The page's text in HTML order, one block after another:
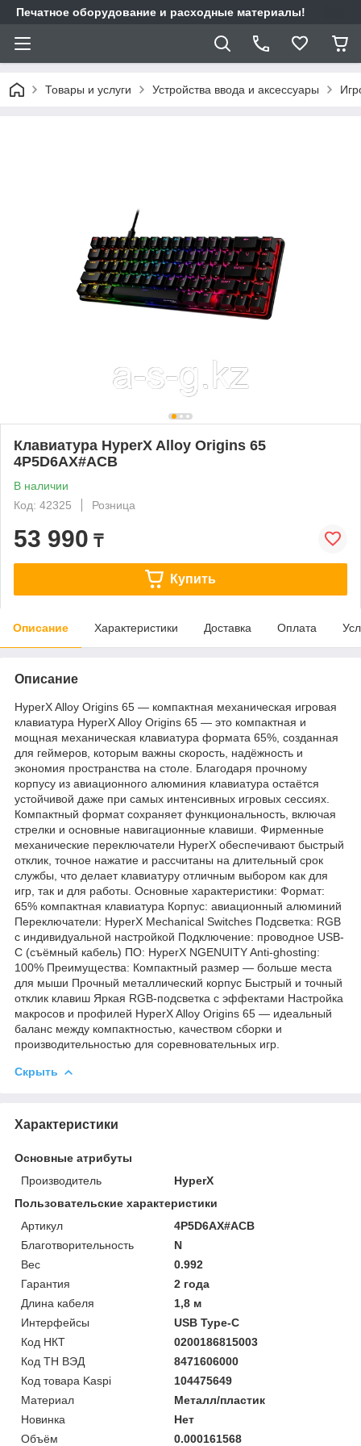
Печатное оборудование и расходные материалы!
Товары и услуги Устройства ввода и аксессуары
Клавиатура HyperX Alloy Origins 65
4P5D6AX#ACB
В наличии
Код: 42325
Розница
53 990 ₸
Купить
Описание Характеристики Доставка Оплата
Описание
HyperX Alloy Origins 65 — компактная механическая игровая
клавиатура HyperX Alloy Origins 65 — это компактная и
мощная механическая клавиатура формата 65%, созданная
для геймеров, которым важны скорость, надёжность и
экономия пространства на столе. Благодаря прочному
корпусу из авиационного алюминия клавиатура остаётся
устойчивой даже при самых интенсивных игровых сессиях.
Компактный формат сохраняет функциональность, включая
стрелки и основные навигационные клавиши. Фирменные
механические переключатели HyperX обеспечивают быстрый
отклик, точное нажатие и рассчитаны на длительный срок
службы, что делает клавиатуру отличным выбором как для
игр, так и для работы. Основные характеристики: Формат:
65% компактная клавиатура Корпус: авиационный алюминий
Переключатели: HyperX Mechanical Switches Подсветка: RGB
с индивидуальной настройкой Подключение: проводное USB-
C (съёмный кабель) ПО: HyperX NGENUITY Anti-ghosting:
100% Преимущества: Компактный размер — больше места
для мыши Прочный металлический корпус Быстрый и точный
отклик клавиш Яркая RGB-подсветка с эффектами Настройка
макросов и профилей HyperX Alloy Origins 65 — идеальный
баланс между компактностью, качеством сборки и
производительностью для соревновательных игр.
Скрыть
Характеристики
Основные атрибуты
Производитель
HyperX
Пользовательские характеристики
Артикул
4P5D6AX#ACB
Благотворительность
N
Вес
0.992
Гарантия
2 года
Длина кабеля
1,8 м
Интерфейсы
USB Type-C
Код НКТ
0200186815003
Код ТН ВЭД
8471606000
Код товара Kaspi
104475649
Материал
Металл/пластик
Новинка
Нет
Объём
0.000161568